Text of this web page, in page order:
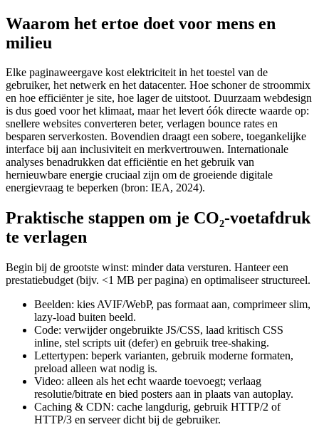
Waarom het ertoe doet voor mens en
milieu
Elke paginaweergave kost elektriciteit in het toestel van de
gebruiker, het netwerk en het datacenter. Hoe schoner de stroommix
en hoe efficiënter je site, hoe lager de uitstoot. Duurzaam webdesign
is dus goed voor het klimaat, maar het levert óók directe waarde op:
snellere websites converteren beter, verlagen bounce rates en
besparen serverkosten. Bovendien draagt een sobere, toegankelijke
interface bij aan inclusiviteit en merkvertrouwen. Internationale
analyses benadrukken dat efficiëntie en het gebruik van
hernieuwbare energie cruciaal zijn om de groeiende digitale
energievraag te beperken (bron: IEA, 2024).
Praktische stappen om je CO₂‑voetafdruk
te verlagen
Begin bij de grootste winst: minder data versturen. Hanteer een
prestatiebudget (bijv. <1 MB per pagina) en optimaliseer structureel.
Beelden: kies AVIF/WebP, pas formaat aan, comprimeer slim,
lazy‑load buiten beeld.
Code: verwijder ongebruikte JS/CSS, laad kritisch CSS
inline, stel scripts uit (defer) en gebruik tree‑shaking.
Lettertypen: beperk varianten, gebruik moderne formaten,
preload alleen wat nodig is.
Video: alleen als het echt waarde toevoegt; verlaag
resolutie/bitrate en bied posters aan in plaats van autoplay.
Caching & CDN: cache langdurig, gebruik HTTP/2 of
HTTP/3 en serveer dicht bij de gebruiker.